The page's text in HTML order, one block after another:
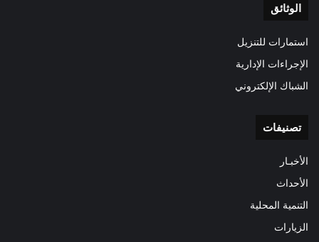
الوثائق
استمارات للتنزيل
الإجراءات الإدارية
الشباك الإلكتروني
تصنيفات
الأخبـار
الأحداث
التنمية المحلية
الزيارات